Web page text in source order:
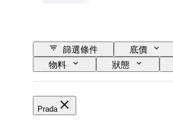
篩選條件 底價
物料
狀態
Prada